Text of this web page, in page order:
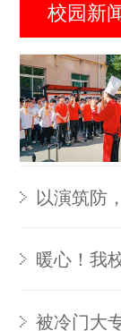
校园新
以演筑防
暖心！我
被冷门大